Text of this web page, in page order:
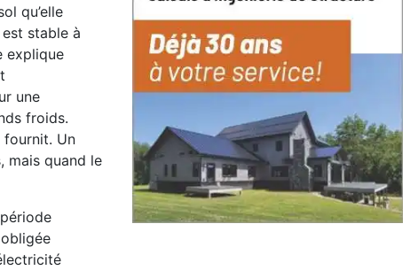
qu’elle
stable à
explique
une
froids.
fournit. Un
mais quand le